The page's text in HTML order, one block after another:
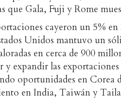
que Gala, Fuji y Rome
cayeron un 5%
Unidos mantuvo un
en cerca de 900
y expandir las
oportunidades en Corea
en India, Taiwán y